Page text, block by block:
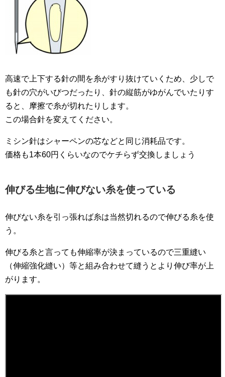
高速で上下する針の間を糸がすり抜けていくため、少しで
も針の穴がいびつだったり、針の縦筋がゆがんでいたりす
ると、摩擦で糸が切れたりします。
この場合針を変えてください。
ミシン針はシャーペンの芯などと同じ消耗品です。
価格も1本60円くらいなのでケチらず交換しましょう
伸びる生地に伸びない糸を使っている
伸びない糸を引っ張れば糸は当然切れるので伸びる糸を使
う。
伸びる糸と言っても伸縮率が決まっているので三重縫い
（伸縮強化縫い）等と組み合わせて縫うとより伸び率が上
がります。